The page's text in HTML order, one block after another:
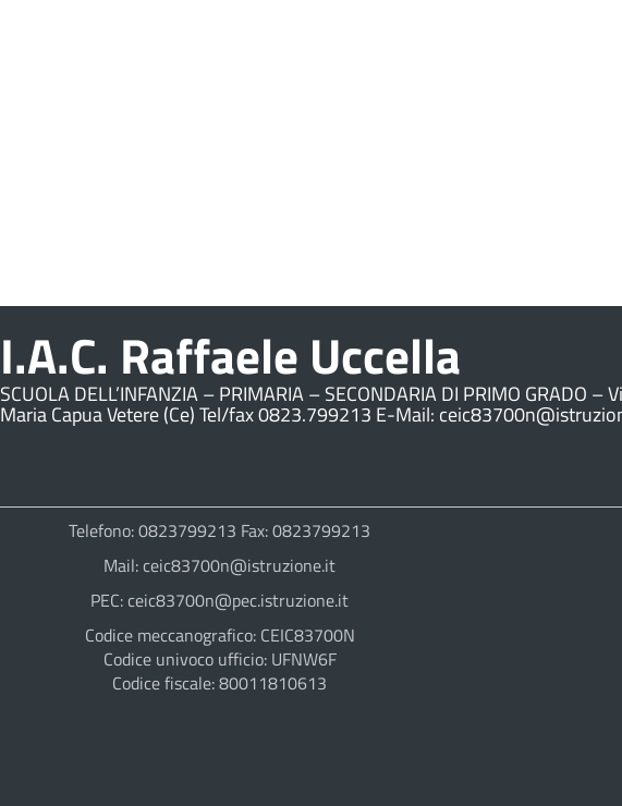
I.A.C. Raffaele Uccella
SCUOLA DELL’INFANZIA – PRIMARIA – SECONDARIA DI PRIMO GRADO
Maria Capua Vetere (Ce) Tel/fax 0823.799213 E-Mail:
Telefono: 0823799213 Fax: 0823799213
Mail: ceic83700n@istruzione.it
PEC: ceic83700n@pec.istruzione.it
Codice meccanografico: CEIC83700N
Codice univoco ufficio: UFNW6F
Codice fiscale: 80011810613